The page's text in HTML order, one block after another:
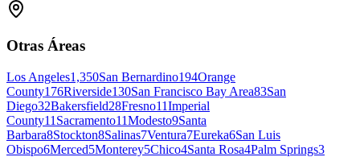
Otras Áreas
Los Angeles1,350San Bernardino194Orange
County176Riverside130San Francisco Bay Area83San
Diego32Bakersfield28Fresno11Imperial
County11 Sacramento11Modesto9Santa
Barbara8Stockton8Salinas7Ventura7Eureka6San Luis
Obispo6Merced5Monterey5Chico4Santa Rosa4Palm Springs3